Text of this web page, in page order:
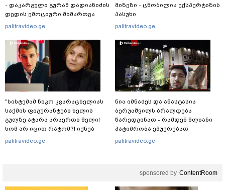
- დაკარგული გურამ დადიანიძის
დედის ემოციური მიმართვა
palitravideo.ge
"სისტემამ ნიკო კვარაცხელიას
საქმის ფიგურანტები ხელის
გულზე ატარა არაერთი წელი!
ხომ არ იცით რატომ?! იქნებ
იმიტომ რომ თავად
palitravideo.ge
მიზეზი - ცნობილია ექსპერტიზის
პასუხი
palitravideo.ge
ნია იმნაძეს და ანასტასია
ბერუაშვილს ბრალდება
წარედგინათ - რამდენ წლიანი
პატიმრობა ემუქრებათ
არასრულწლოვნებს?
palitravideo.ge
sponsored by ContentRoom